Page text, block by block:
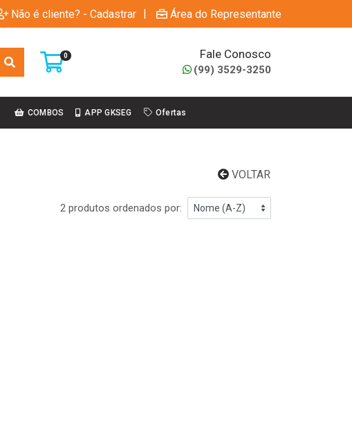
Não é cliente? - Cadastrar | Área do Representante
0 Fale Conosco
(99) 3529-3250
COMBOS APP GKSEG Ofertas
VOLTAR
2 produtos ordenados por: